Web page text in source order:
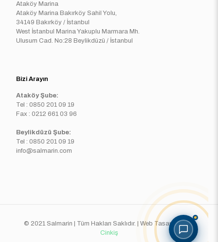
Ataköy Marina
Ataköy Marina Bakırköy Sahil Yolu,
34149 Bakırköy / İstanbul
West İstanbul Marina Yakuplu Marmara Mh.
Ulusum Cad. No:28 Beylikdüzü / İstanbul
Bizi Arayın
Ataköy Şube:
Tel : 0850 201 09 19
Fax : 0212 661 03 96
Beylikdüzü Şube:
Tel : 0850 201 09 19
info@salmarin.com
© 2021 Salmarin | Tüm Hakları Saklıdır. | Web TasarımErdal
Cinkiş